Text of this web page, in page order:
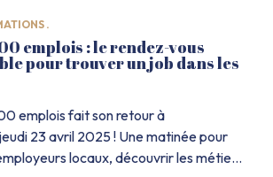
.
emplois : le rendez-vous
pour trouver un job dans les
emplois fait son retour à
23 avril 2025 ! Une matinée pour
locaux, découvrir les métiers